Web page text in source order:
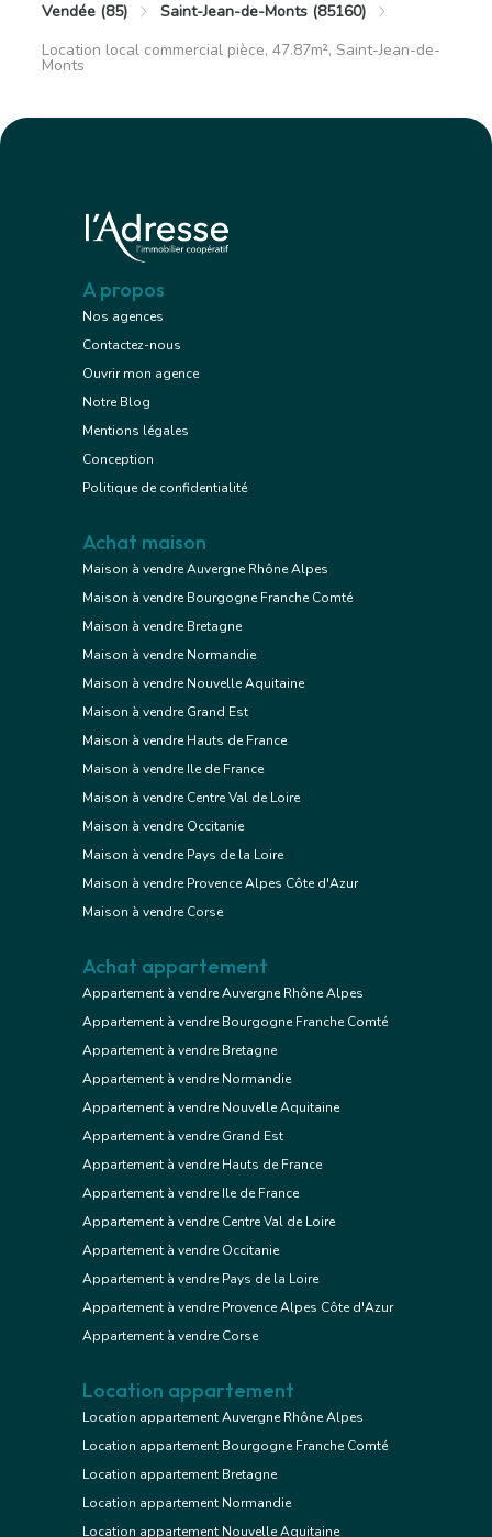
Vendée (85)
Saint-Jean-de-Monts (85160)
Location local commercial pièce, 47.87m², Saint-Jean-de-
Monts
A propos
Nos agences
Contactez-nous
Ouvrir mon agence
Notre Blog
Mentions légales
Conception
Politique de confidentialité
Achat maison
Maison à vendre Auvergne Rhône Alpes
Maison à vendre Bourgogne Franche Comté
Maison à vendre Bretagne
Maison à vendre Normandie
Maison à vendre Nouvelle Aquitaine
Maison à vendre Grand Est
Maison à vendre Hauts de France
Maison à vendre Ile de France
Maison à vendre Centre Val de Loire
Maison à vendre Occitanie
Maison à vendre Pays de la Loire
Maison à vendre Provence Alpes Côte d'Azur
Maison à vendre Corse
Achat appartement
Appartement à vendre Auvergne Rhône Alpes
Appartement à vendre Bourgogne Franche Comté
Appartement à vendre Bretagne
Appartement à vendre Normandie
Appartement à vendre Nouvelle Aquitaine
Appartement à vendre Grand Est
Appartement à vendre Hauts de France
Appartement à vendre Ile de France
Appartement à vendre Centre Val de Loire
Appartement à vendre Occitanie
Appartement à vendre Pays de la Loire
Appartement à vendre Provence Alpes Côte d'Azur
Appartement à vendre Corse
Location appartement
Location appartement Auvergne Rhône Alpes
Location appartement Bourgogne Franche Comté
Location appartement Bretagne
Location appartement Normandie
Location appartement Nouvelle Aquitaine